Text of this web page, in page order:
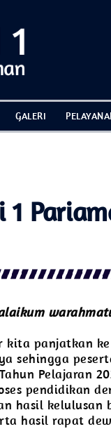
GALERI
kita panjatkan
sehingga
Pelajaran
pendidikan
hasil kelulusan
hasil rapat